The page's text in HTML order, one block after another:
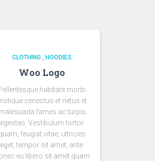
CLOTHING , HOODIES
Woo Logo
habitant morbi
senectus et netus et
fames ac turpis
egestas. Vestibulum tortor
feugiat vitae, ultricies
eget, tempor sit amet, ante.
eu libero sit amet quam